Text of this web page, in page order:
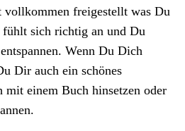
vollkommen freigestellt was Du
fühlt sich richtig an und Du
Wenn Du Dich
Dir auch ein schönes
mit einem Buch hinsetzen oder